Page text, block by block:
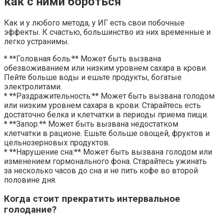
Как и у любого метода, у ИГ есть свои побочные
эффекты. К счастью, большинство из них временные и
легко устранимы.
* **Головная боль:** Может быть вызвана
обезвоживанием или низким уровнем сахара в крови.
Пейте больше воды и ешьте продукты, богатые
электролитами.
* **Раздражительность:** Может быть вызвана голодом
или низким уровнем сахара в крови. Старайтесь есть
достаточно белка и клетчатки в периоды приема пищи.
* **Запор:** Может быть вызвана недостатком
клетчатки в рационе. Ешьте больше овощей, фруктов и
цельнозерновых продуктов.
* **Нарушение сна:** Может быть вызвана голодом или
изменением гормонального фона. Старайтесь ужинать
за несколько часов до сна и не пить кофе во второй
половине дня.
Когда стоит прекратить интервальное
голодание?